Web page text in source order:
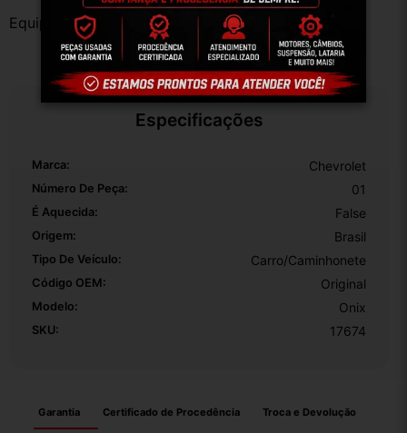
Equipe DESMONTE ARUJÁ.
Especificações
Marca: Chevrolet
Número De Peça: 01
É Aquecida: False
Origem: Brasil
Tipo De Veículo: Carro/Caminhonete
Código OEM: Original
Modelo: Onix
SKU: 17674
Garantia Certificado de Procedência Troca e Devolução